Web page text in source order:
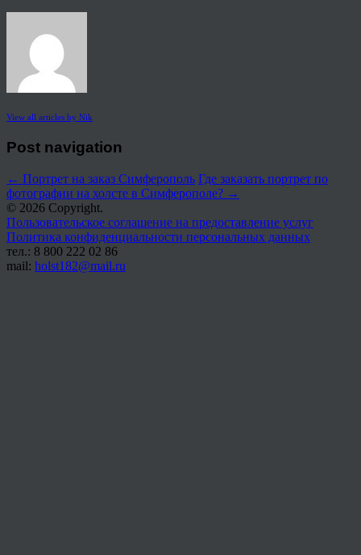
View all articles by Nik
Post navigation
← Портрет на заказ Симферополь Где заказать портрет по
фотографии на холсте в Симферополе? →
© 2026 Copyright.
Пользовательское соглашение на предоставление услуг
Политика конфиденциальности персональных данных
тел.: 8 800 222 02 86
mail: holst182@mail.ru